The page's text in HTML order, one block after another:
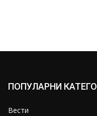
ПОПУЛАРНИ
Вести